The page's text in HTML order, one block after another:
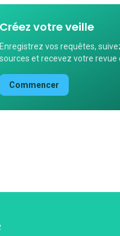
Créez votre veille
Enregistrez vos requêtes,
sources et recevez votre revue
Commencer